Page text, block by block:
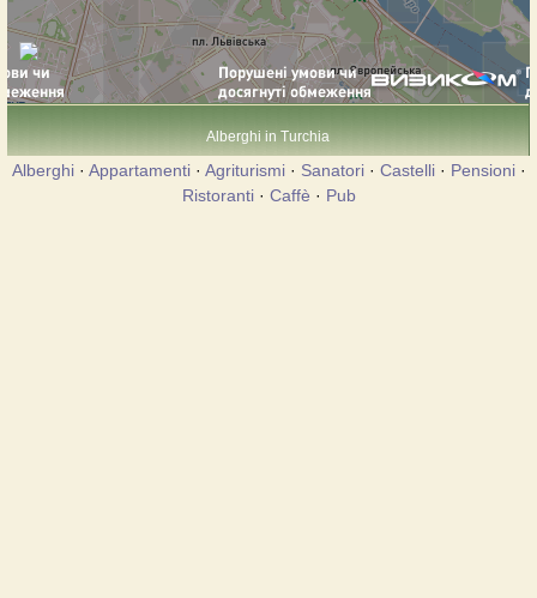
Alberghi in Turchia
Alberghi· Appartamenti· Agriturismi· Sanatori· Castelli· Pensioni·
Ristoranti· Caffè · Pub